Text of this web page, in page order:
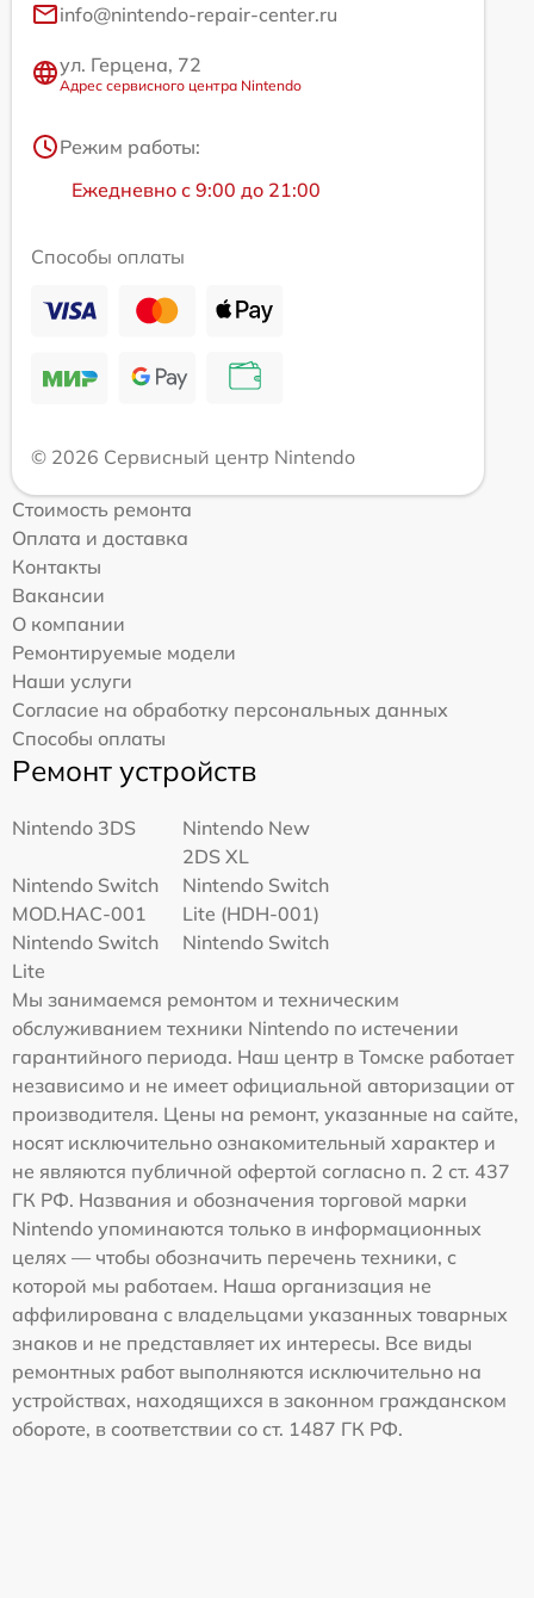
info@nintendo-repair-center.ru
ул. Герцена, 72
Адрес сервисного центра Nintendo
Режим работы:
Ежедневно с 9:00 до 21:00
Способы оплаты
© 2026 Сервисный центр Nintendo
Стоимость ремонта
Оплата и доставка
Контакты
Вакансии
О компании
Ремонтируемые модели
Наши услуги
Согласие на обработку персональных данных
Способы оплаты
Ремонт устройств
Nintendo 3DS
Nintendo New
2DS XL
Nintendo Switch
MOD.HAC-001
Nintendo Switch
Lite (HDH-001)
Nintendo Switch
Lite
Nintendo Switch
Мы занимаемся ремонтом и техническим
обслуживанием техники Nintendo по истечении
гарантийного периода. Наш центр в Томске работает
независимо и не имеет официальной авторизации от
производителя. Цены на ремонт, указанные на сайте,
носят исключительно ознакомительный характер и
не являются публичной офертой согласно п. 2 ст. 437
ГК РФ. Названия и обозначения торговой марки
Nintendo упоминаются только в информационных
целях — чтобы обозначить перечень техники, с
которой мы работаем. Наша организация не
аффилирована с владельцами указанных товарных
знаков и не представляет их интересы. Все виды
ремонтных работ выполняются исключительно на
устройствах, находящихся в законном гражданском
обороте, в соответствии со ст. 1487 ГК РФ.